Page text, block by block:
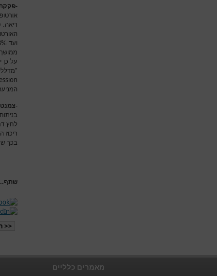
-פקקת
על כן
-
לחץ
בכך
<<
מאמרים כלליים